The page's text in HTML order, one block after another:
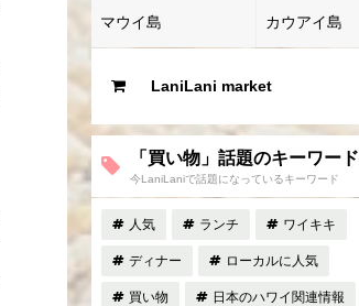
マウイ島 カウアイ島
LaniLani market
「買い物」話題のキーワード
今LaniLaniで話題になっているキーワード
人気 ランチ ワイキキ
ディナー ローカルに人気
買い物 日本のハワイ関連情報